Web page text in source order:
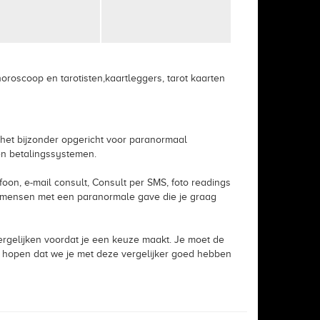
en tarotisten,kaartleggers, tarot kaarten
bijzonder opgericht voor paranormaal
betalingssystemen.
e-mail consult, Consult per SMS, foto readings
met een paranormale gave die je graag
voordat je een keuze maakt. Je moet de
dat we je met deze vergelijker goed hebben